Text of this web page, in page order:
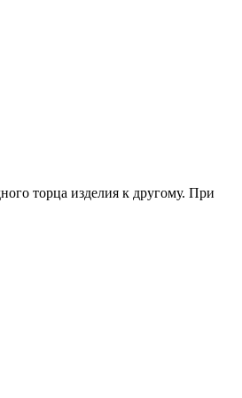
торца изделия к другому. При